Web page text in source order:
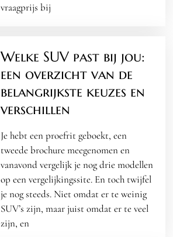
vraagprijs bij
Welke SUV past bij jou:
een overzicht van de
belangrijkste keuzes en
verschillen
Je hebt een proefrit geboekt, een
tweede brochure meegenomen en
vanavond vergelijk je nog drie modellen
op een vergelijkingssite. En toch twijfel
je nog steeds. Niet omdat er te weinig
SUV’s zijn, maar juist omdat er te veel
zijn, en